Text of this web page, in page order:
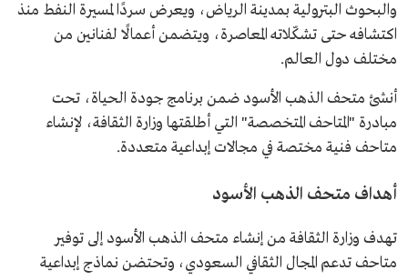
والبحوث البترولية بمدينة الرياض، ويعرض سردًا لمسيرة النفط منذ
اكتشافه حتى تشكّلاته المعاصرة، ويتضمن أعمالًا لفنانين من
مختلف دول العالم.
أنشئ متحف الذهب الأسود ضمن برنامج جودة الحياة، تحت
مبادرة "المتاحف المتخصصة" التي أطلقتها وزارة الثقافة، لإنشاء
متاحف فنية مختصة في مجالات إبداعية متعددة.
أهداف متحف الذهب الأسود
تهدف وزارة الثقافة من إنشاء متحف الذهب الأسود إلى توفير
متاحف تدعم المجال الثقافي السعودي، وتحتضن نماذج إبداعية